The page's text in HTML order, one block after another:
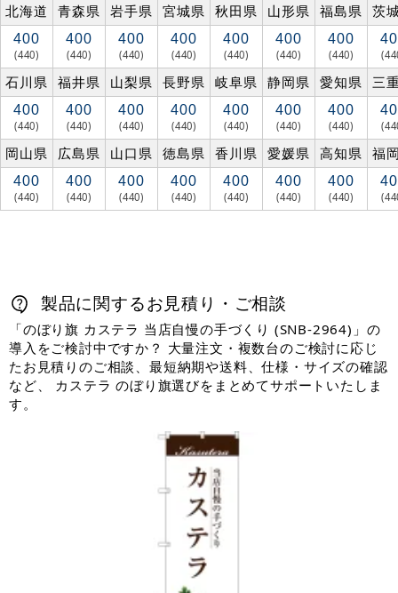
北海道 青森県 岩手県 宮城県 秋田県 山形県 福島県 茨
400
(440)
400
(440)
400
(440)
400
(440)
400
(440)
400
(440)
400
(440)
石川県 福井県 山梨県 長野県 岐阜県 静岡県 愛知県 三
400
(440)
400
(440)
400
(440)
400
(440)
400
(440)
400
(440)
400
(440)
岡山県 広島県 山口県 徳島県 香川県 愛媛県 高知県 福
400
(440)
400
(440)
400
(440)
400
(440)
400
(440)
400
(440)
400
(440)
製品に関するお見積り・ご相談
「のぼり旗 カステラ 当店自慢の手づくり (SNB-2964)」の
導入をご検討中ですか？ 大量注文・複数台のご検討に応じ
たお見積りのご相談、最短納期や送料、仕様・サイズの確認
など、 カステラ のぼり旗選びをまとめてサポートいたしま
す。